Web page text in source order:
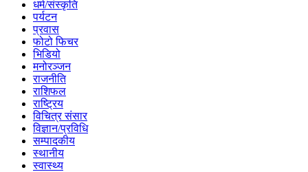
धर्म/संस्कृति
पर्यटन
प्रवास
फोटो फिचर
भिडियो
मनोरञ्जन
राजनीति
राशिफल
राष्ट्रिय
विचित्र संसार
विज्ञान/प्रविधि
सम्पादकीय
स्थानीय
स्वास्थ्य